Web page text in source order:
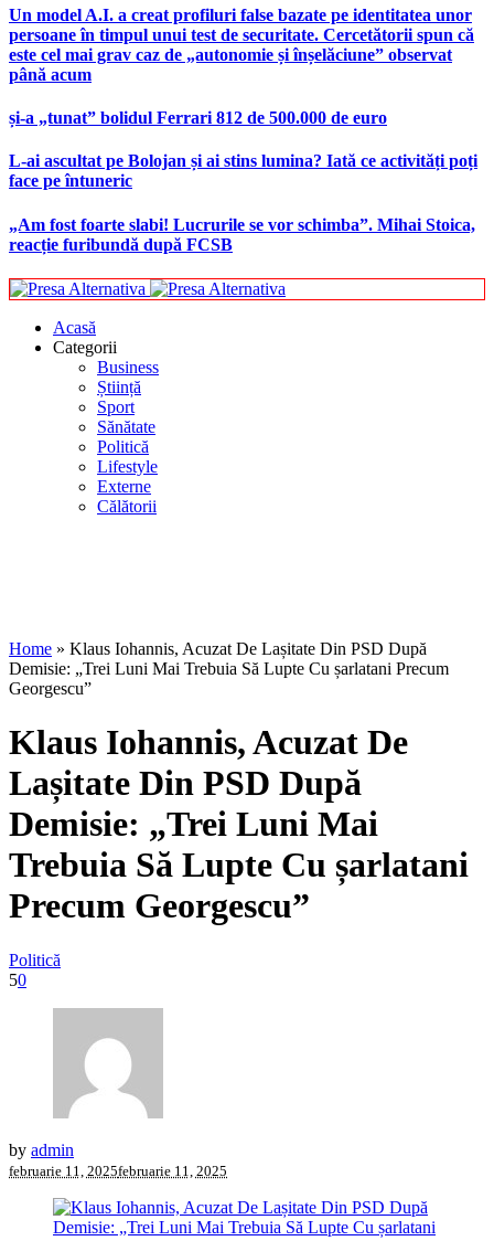
Un model A.I. a creat profiluri false bazate pe identitatea unor
persoane în timpul unui test de securitate. Cercetătorii spun că
este cel mai grav caz de „autonomie și înșelăciune” observat
până acum
și-a „tunat” bolidul Ferrari 812 de 500.000 de euro
L-ai ascultat pe Bolojan și ai stins lumina? Iată ce activități poți
face pe întuneric
„Am fost foarte slabi! Lucrurile se vor schimba”. Mihai Stoica,
reacție furibundă după FCSB
Acasă
Categorii
Business
Știință
Sport
Sănătate
Politică
Lifestyle
Externe
Călătorii
Home » Klaus Iohannis, Acuzat De Lașitate Din PSD După
Demisie: „Trei Luni Mai Trebuia Să Lupte Cu șarlatani Precum
Georgescu”
Klaus Iohannis, Acuzat De
Lașitate Din PSD După
Demisie: „Trei Luni Mai
Trebuia Să Lupte Cu șarlatani
Precum Georgescu”
Politică
50
by admin
februarie 11, 2025februarie 11, 2025